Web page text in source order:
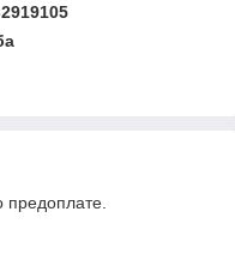
предоплате.